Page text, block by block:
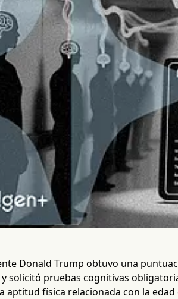
Donald Trump obtuvo una
solicitó pruebas cognitivas
aptitud física relacionada con la edad